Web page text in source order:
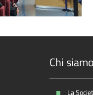
Chi siamo
La